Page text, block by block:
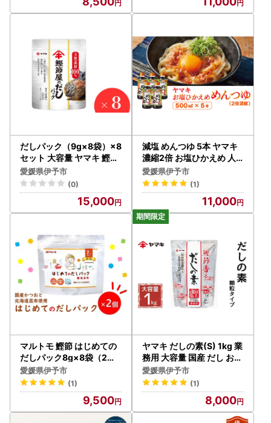
だしパック（9g×8袋）×8
セット 大容量 ヤマキ 鰹節
屋のだしパック かつお節
昆布 調味料 愛媛 伊予市 ｜
B419
愛媛県伊予市
(0)
15,000
減塩 めんつゆ 5本 ヤマキ
濃縮2倍 お塩ひかえめ 人
気 鰹節 だし つゆ うどん
そば 和食 万能 愛媛 伊予市
｜B224
愛媛県伊予市
(1)
11,000
マルトモ 鰹節 はじめての
だしパック8g×8袋（2個
セット） 削り節 枕崎 出汁
ごはんのお供 トッピング
おかず ふりかけ 国産 うま
味 食塩・調味料(アミノ酸
等)無添加 無漂白 不織布使
愛媛県伊予市
(1)
9,500
ヤマキ だしの素(S) 1kg 業
務用 大容量 国産 だし おだ
し 煮物｜A31
愛媛県伊予市
(1)
8,000